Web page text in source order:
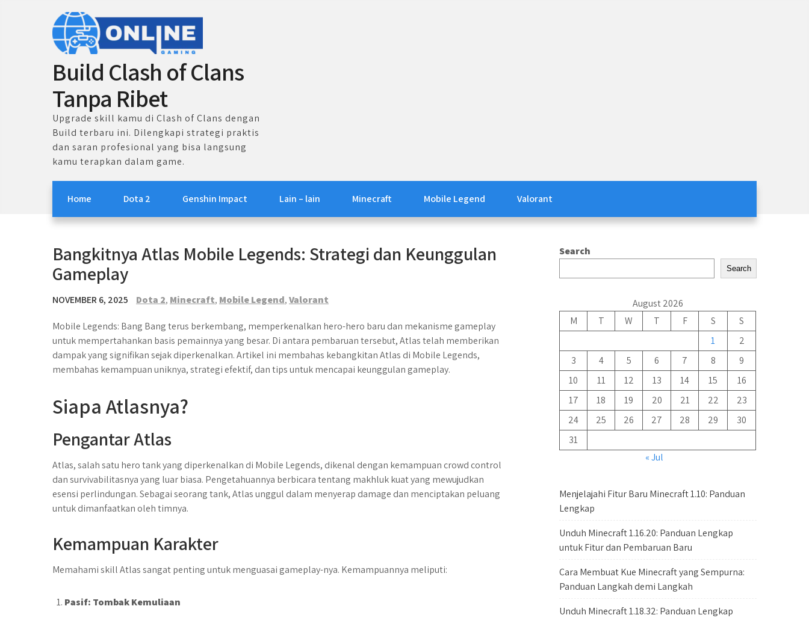
Build Clash of Clans
Tanpa Ribet
Upgrade skill kamu di Clash of Clans dengan
Build terbaru ini. Dilengkapi strategi praktis
dan saran profesional yang bisa langsung
kamu terapkan dalam game.
Home Dota 2 Genshin Impact Lain – lain Minecraft Mobile Legend Valorant
Bangkitnya Atlas Mobile Legends: Strategi dan Keunggulan
Gameplay
NOVEMBER 6, 2025 Dota 2, Minecraft, Mobile Legend,Valorant
Mobile Legends: Bang Bang terus berkembang, memperkenalkan hero-hero baru dan mekanisme gameplay
untuk mempertahankan basis pemainnya yang besar. Di antara pembaruan tersebut, Atlas telah memberikan
dampak yang signifikan sejak diperkenalkan. Artikel ini membahas kebangkitan Atlas di Mobile Legends,
membahas kemampuan uniknya, strategi efektif, dan tips untuk mencapai keunggulan gameplay.
Siapa Atlasnya?
Pengantar Atlas
Atlas, salah satu hero tank yang diperkenalkan di Mobile Legends, dikenal dengan kemampuan crowd control
dan survivabilitasnya yang luar biasa. Pengetahuannya berbicara tentang makhluk kuat yang mewujudkan
esensi perlindungan. Sebagai seorang tank, Atlas unggul dalam menyerap damage dan menciptakan peluang
untuk dimanfaatkan oleh timnya.
Kemampuan Karakter
Memahami skill Atlas sangat penting untuk menguasai gameplay-nya. Kemampuannya meliputi:
Pasif: Tombak Kemuliaan
Search
Search
August 2026
M
T W T F S
S
1
2
3
4 5 6 7 8
9
10
11 12 13 14 15
16
17
18 19 20 21 22
23
24
25 26 27 28 29
30
31
« Jul
Menjelajahi Fitur Baru Minecraft 1.10: Panduan
Lengkap
Unduh Minecraft 1.16.20: Panduan Lengkap
untuk Fitur dan Pembaruan Baru
Cara Membuat Kue Minecraft yang Sempurna:
Panduan Langkah demi Langkah
Unduh Minecraft 1.18.32: Panduan Lengkap